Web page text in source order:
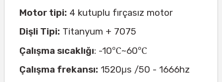
Motor tipi: 4 kutuplu fırçasız motor
Dişli Tipi: Titanyum + 7075
Çalışma sıcaklığı: -10℃~60℃
Çalışma frekansı: 1520μs /50 - 1666hz